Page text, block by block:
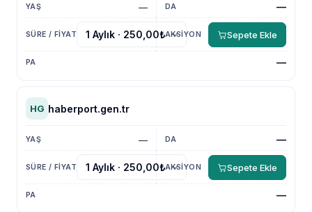
— —
—
Sepete Ekle
HG haberport.gen.tr
— —
—
Sepete Ekle